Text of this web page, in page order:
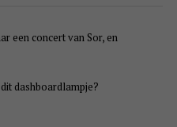
een concert van Sor, en
dashboardlampje?